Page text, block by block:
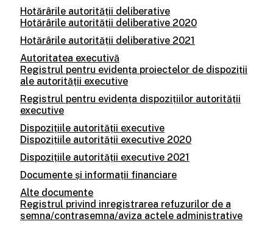
Hotărârile autorității deliberative
Hotărârile autorității deliberative 2020
Hotărârile autorității deliberative 2021
Autoritatea executivă
Registrul pentru evidența proiectelor de dispoziții
ale autorității executive
Registrul pentru evidența dispozițiilor autorității
executive
Dispozițiile autorității executive
Dispozițiile autorității executive 2020
Dispozițiile autorității executive 2021
Documente și informații financiare
Alte documente
Registrul privind inregistrarea refuzurilor de a
semna/contrasemna/aviza actele administrative